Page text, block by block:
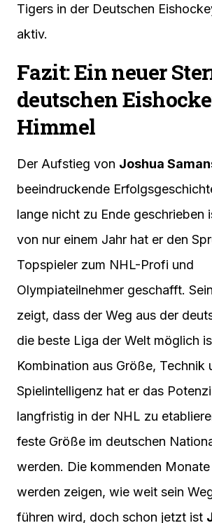
Tigers in der Deutschen
aktiv.
Fazit: Ein neuer
deutschen
Himmel
Der Aufstieg von Joshua
beeindruckende
lange nicht zu Ende geschrieben
von nur einem Jahr hat er den
Topspieler zum NHL-Profi und
Olympiateilnehmer geschafft.
zeigt, dass der Weg aus der
die beste Liga der Welt möglich
Kombination aus Größe, Technik
Spielintelligenz hat er das
langfristig in der NHL zu
feste Größe im deutschen
werden. Die kommenden
werden zeigen, wie weit sein
führen wird, doch schon jetzt ist